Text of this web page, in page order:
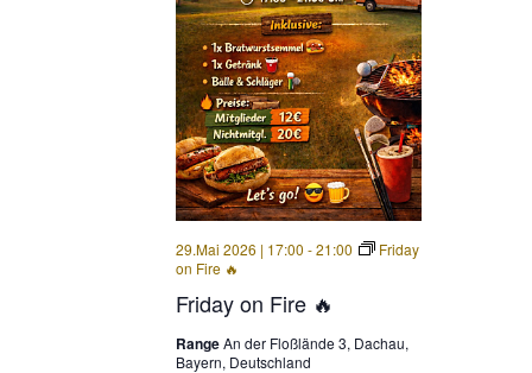
Friday on Fire 🔥
29.Mai 2026 | 17:00 -21:00
Friday
on Fire 🔥
RangeAn der Floßlände 3, Dachau,
Bayern, Deutschland